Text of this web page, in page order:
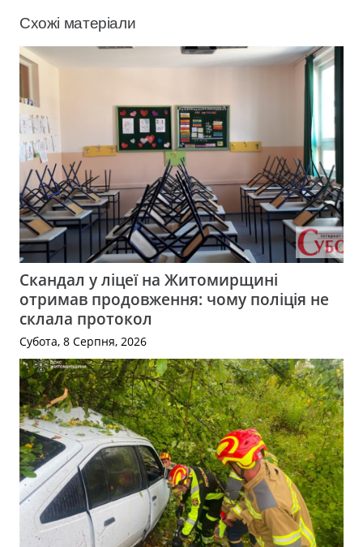
Схожі матеріали
Скандал у ліцеї на Житомирщині
отримав продовження: чому поліція не
склала протокол
Субота, 8 Серпня, 2026